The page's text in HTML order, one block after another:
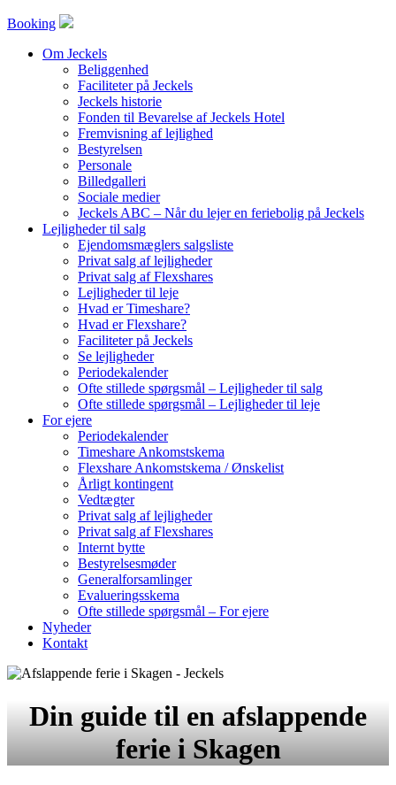
Booking
Om Jeckels
Beliggenhed
Faciliteter på Jeckels
Jeckels historie
Fonden til Bevarelse af Jeckels Hotel
Fremvisning af lejlighed
Bestyrelsen
Personale
Billedgalleri
Sociale medier
Jeckels ABC – Når du lejer en feriebolig på Jeckels
Lejligheder til salg
Ejendomsmæglers salgsliste
Privat salg af lejligheder
Privat salg af Flexshares
Lejligheder til leje
Hvad er Timeshare?
Hvad er Flexshare?
Faciliteter på Jeckels
Se lejligheder
Periodekalender
Ofte stillede spørgsmål – Lejligheder til salg
Ofte stillede spørgsmål – Lejligheder til leje
For ejere
Periodekalender
Timeshare Ankomstskema
Flexshare Ankomstskema / Ønskelist
Årligt kontingent
Vedtægter
Privat salg af lejligheder
Privat salg af Flexshares
Internt bytte
Bestyrelsesmøder
Generalforsamlinger
Evalueringsskema
Ofte stillede spørgsmål – For ejere
Nyheder
Kontakt
Din guide til en afslappende
ferie i Skagen